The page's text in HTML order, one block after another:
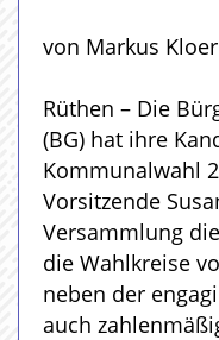
von Markus Kloer
Rüthen – Die
(BG) hat ihre
Kommunalwahl
Vorsitzende
Versammlung
die Wahlkreise
neben der
auch